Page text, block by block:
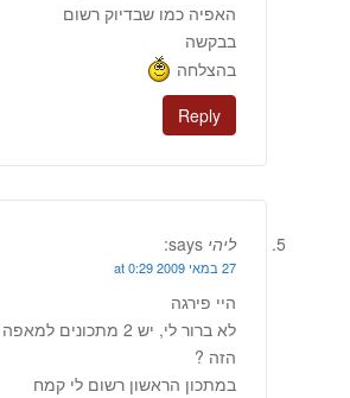
האפיה כמו שבדיוק רשום
בבקשה
בהצלחה
Reply
ליהי says:
27 במאי 2009 at 0:29
היי פירגה
לא ברור לי, יש 2 מתכונים למאפה
הזה ?
במתכון הראשון רשום לי קמח